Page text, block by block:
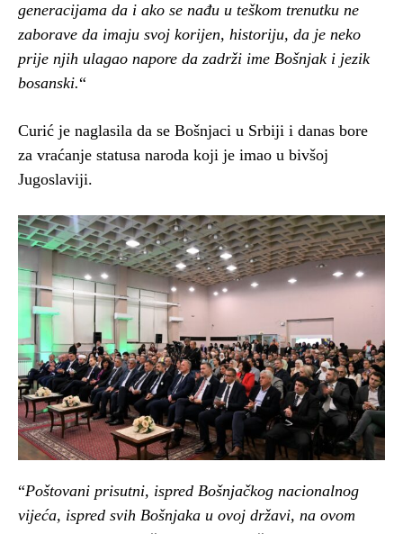
generacijama da i ako se nađu u teškom trenutku ne
zaborave da imaju svoj korijen, historiju, da je neko
prije njih ulagao napore da zadrži ime Bošnjak i jezik
bosanski.“
Curić je naglasila da se Bošnjaci u Srbiji i danas bore
za vraćanje statusa naroda koji je imao u bivšoj
Jugoslaviji.
“Poštovani prisutni, ispred Bošnjačkog nacionalnog
vijeća, ispred svih Bošnjaka u ovoj državi, na ovom